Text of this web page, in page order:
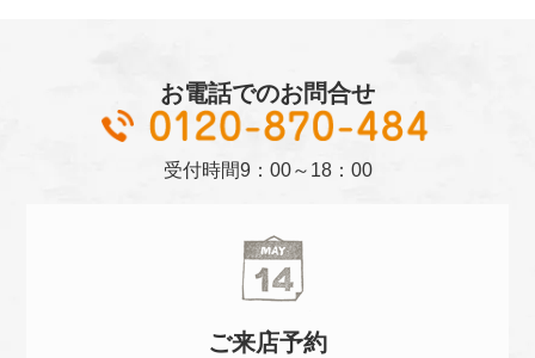
お電話でのお問合せ
受付時間9：00～18：00
ご来店予約